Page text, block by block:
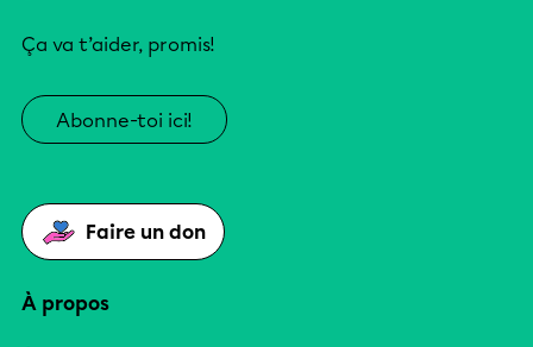
Ça va t’aider, promis!
Abonne-toi ici!
Faire un don
À propos